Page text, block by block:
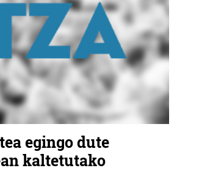
egingo dute
kaltetutako